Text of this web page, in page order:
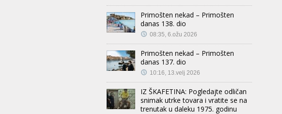
Primošten nekad – Primošten
danas 138. dio
08:35, 6.ožu 2026
Primošten nekad – Primošten
danas 137. dio
10:16, 13.velj 2026
IZ ŠKAFETINA: Pogledajte odličan
snimak utrke tovara i vratite se na
trenutak u daleku 1975. godinu